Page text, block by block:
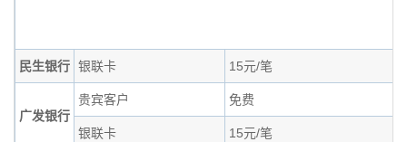
民生银行 银联卡 15元/笔
广发银行
贵宾客户 免费
银联卡 15元/笔